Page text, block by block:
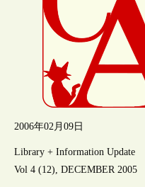
2006年02月09日
Library + Information Update
Vol 4 (12), DECEMBER 2005